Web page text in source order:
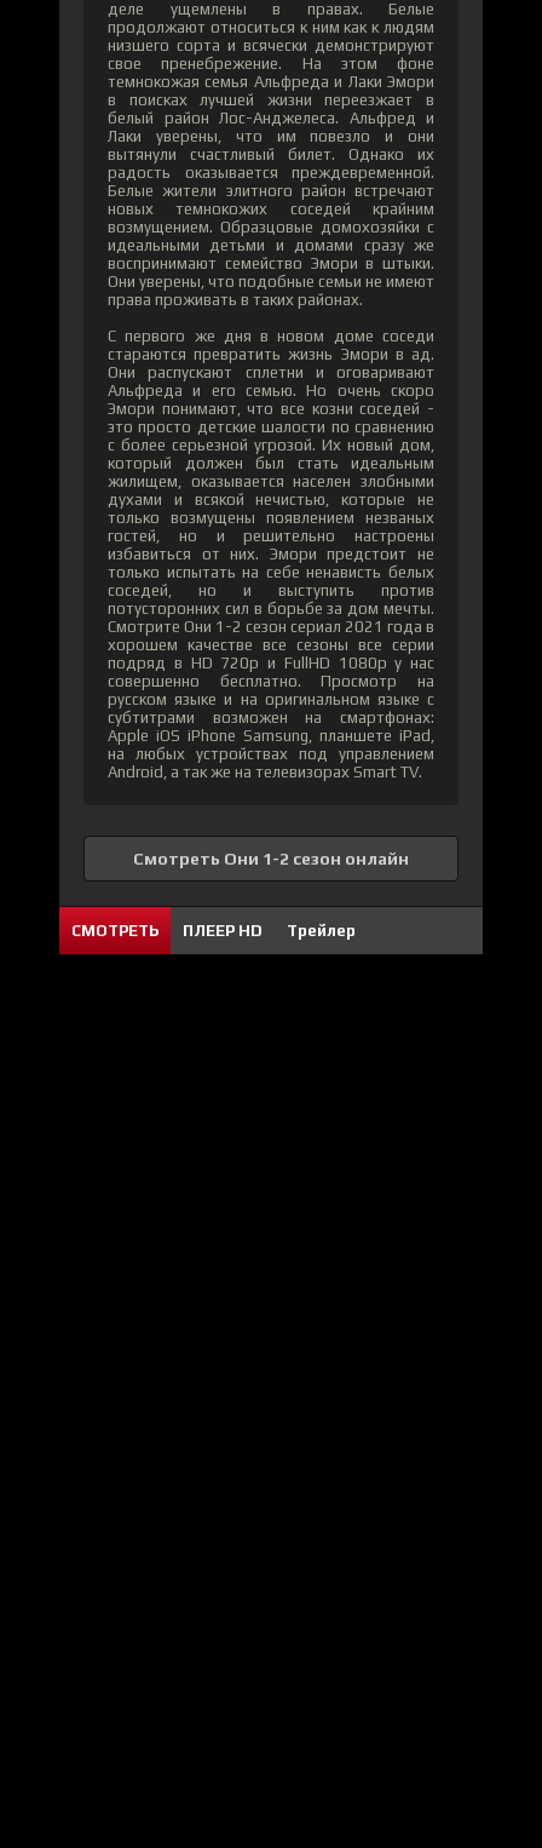
деле ущемлены в правах. Белые
продолжают относиться к ним как к людям
низшего сорта и всячески демонстрируют
свое пренебрежение. На этом фоне
темнокожая семья Альфреда и Лаки Эмори
в поисках лучшей жизни переезжает в
белый район Лос-Анджелеса. Альфред и
Лаки уверены, что им повезло и они
вытянули счастливый билет. Однако их
радость оказывается преждевременной.
Белые жители элитного район встречают
новых темнокожих соседей крайним
возмущением. Образцовые домохозяйки с
идеальными детьми и домами сразу же
воспринимают семейство Эмори в штыки.
Они уверены, что подобные семьи не имеют
права проживать в таких районах.
С первого же дня в новом доме соседи
стараются превратить жизнь Эмори в ад.
Они распускают сплетни и оговаривают
Альфреда и его семью. Но очень скоро
Эмори понимают, что все козни соседей -
это просто детские шалости по сравнению
с более серьезной угрозой. Их новый дом,
который должен был стать идеальным
жилищем, оказывается населен злобными
духами и всякой нечистью, которые не
только возмущены появлением незваных
гостей, но и решительно настроены
избавиться от них. Эмори предстоит не
только испытать на себе ненависть белых
соседей, но и выступить против
потусторонних сил в борьбе за дом мечты.
Смотрите Они 1-2 сезон сериал 2021 года в
хорошем качестве все сезоны все серии
подряд в HD 720p и FullHD 1080p у нас
совершенно бесплатно. Просмотр на
русском языке и на оригинальном языке с
субтитрами возможен на смартфонах:
Apple iOS iPhone Samsung, планшете iPad,
на любых устройствах под управлением
Android, а так же на телевизорах Smart TV.
Смотреть Они 1-2 сезон онлайн
СМОТРЕТЬ ПЛЕЕР HD Трейлер